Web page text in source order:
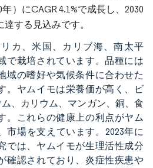
）にCAGR 4.1%で成長し、2030
する見込みです。
カ、米国、カリブ海、南太平
で栽培されています。品種には
域の嗜好や気候条件に合わせた
。ヤムイモは栄養価が高く、ビ
、カリウム、マンガン、銅、食
。これらの健康上の利点がヤム
市場を支えています。2023年に
では、ヤムイモが生理活性成分
確認されており、炎症性疾患や